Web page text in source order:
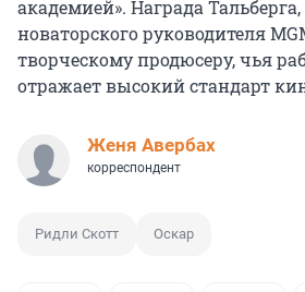
академией». Награда
новаторского руководителя
творческому продюсеру, чья
отражает высокий стандарт
Женя Авербах
корреспондент
Ридли Скотт Оскар